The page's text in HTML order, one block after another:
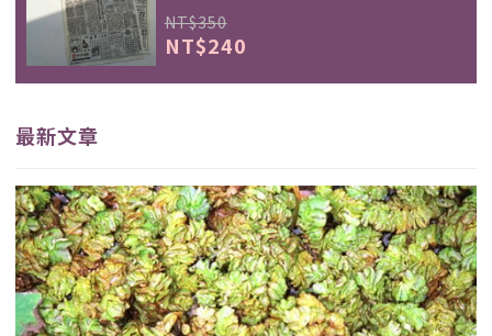
NT$350
NT$240
最新文章